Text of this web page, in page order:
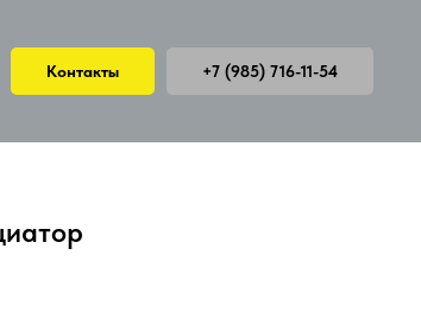
Контакты +7 (985) 716-11-54